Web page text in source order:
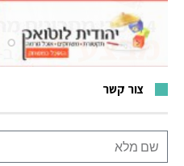
צור קשר